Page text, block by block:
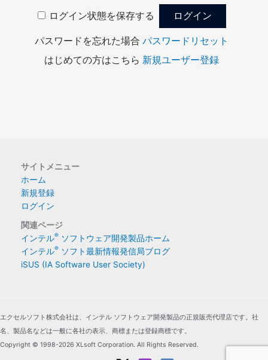
ログイン状態を保存する
パスワードを忘れた場合 パスワードリセット
はじめての方はこちら 新規ユーザー登録
サイトメニュー
ホーム
新規登録
ログイン
関連ページ
インテル® ソフトウェア開発製品ホーム
インテル® ソフト最新情報発信局ブログ
iSUS (IA Software User Society)
エクセルソフト株式会社は、インテル ソフトウェア開発製品の正規販売代理店です。社
名、製品名などは一般に各社の表示、商標または登録商標です。
Copyright © 1998-2026 XLsoft Corporation. All Rights Reserved.